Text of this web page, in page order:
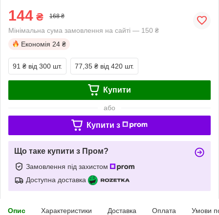
144 ₴ 168 ₴
Мінімальна сума замовлення на сайті — 150 ₴
Економія 24 ₴
91 ₴ від 300 шт. 77,35 ₴ від 420 шт.
Купити
або
Купити з
Що таке купити з Пром?
Замовлення під захистом
Доступна доставка
Опис Характеристики Доставка Оплата Умови